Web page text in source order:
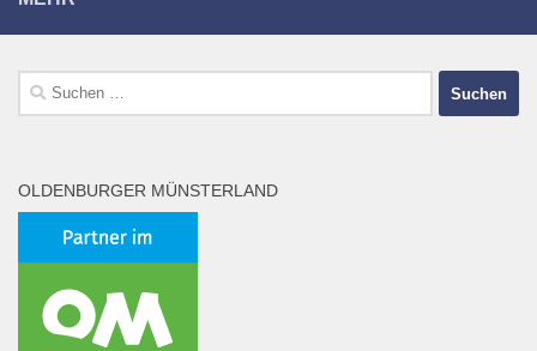
Suchen
nach:
OLDENBURGER MÜNSTERLAND